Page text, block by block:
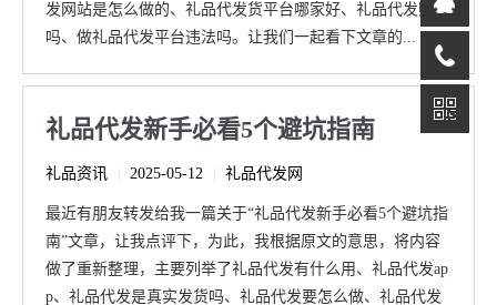
发网站是怎么做的、礼品代发货平台哪家好、礼品代发赚钱
吗、做礼品代发平台违法吗。让我们一起看下文章的...
礼品代发新手必看5个避坑指南
礼品资讯 2025-05-12 礼品代发网
最近有朋友转发给我一篇关于“礼品代发新手必看5个避坑指
南”文章，让我点评下，为此，我根据原文的意思，将内容
做了重新整理，主要列举了礼品代发有什么用、礼品代发ap
p、礼品代发是真实发货吗、礼品代发要怎么做、礼品代发